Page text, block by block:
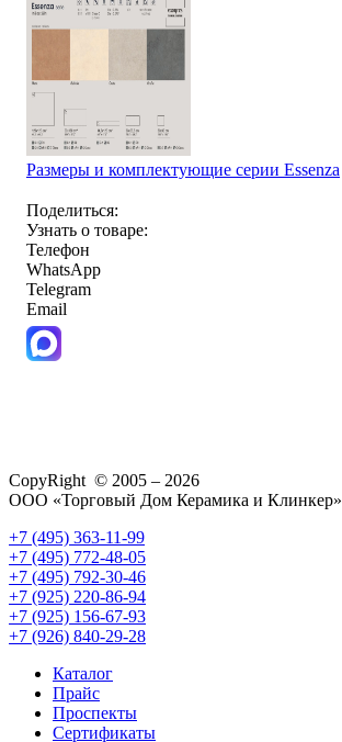
Размеры и комплектующие серии Essenza
Поделиться:
Узнать о товаре:
Телефон
WhatsApp
Telegram
Email
CopyRight © 2005 – 2026
ООО «Торговый Дом Керамика и Клинкер»
+7 (495) 363-11-99
+7 (495) 772-48-05
+7 (495) 792-30-46
+7 (925) 220-86-94
+7 (925) 156-67-93
+7 (926) 840-29-28
Каталог
Прайс
Проспекты
Сертификаты